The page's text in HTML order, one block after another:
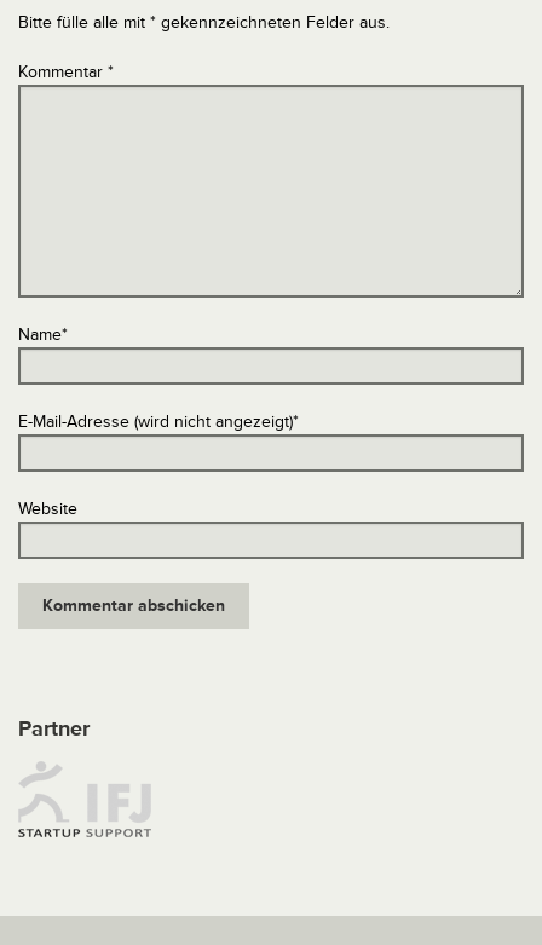
Bitte fülle alle mit * gekennzeichneten Felder aus.
Kommentar *
Name*
E-Mail-Adresse (wird nicht angezeigt)*
Website
Partner